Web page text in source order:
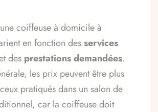
coiffeuse à domicile à
en fonction desservices
des prestations demandées.
les prix peuvent être plus
pratiqués dans un salon de
car la coiffeuse doit